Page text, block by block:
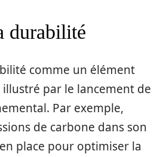
durabilité
comme un élément
par le lancement de
Par exemple,
de carbone dans son
place pour optimiser la